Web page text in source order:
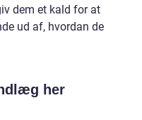
dem et kald for at
ud af, hvordan de
her